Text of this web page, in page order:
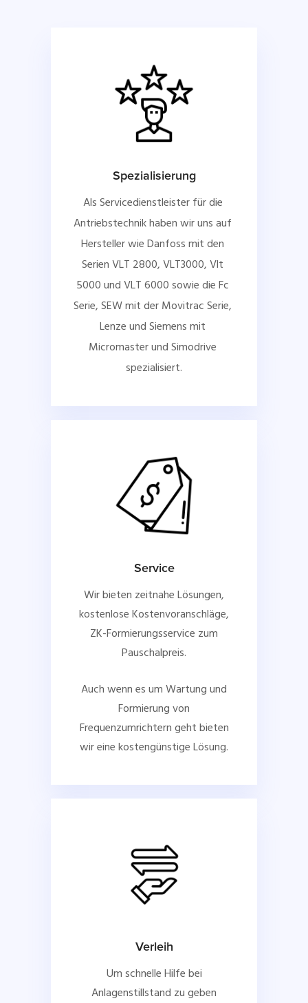
Spezialisierung
Als Servicedienstleister für die
Antriebstechnik haben wir uns auf
Hersteller wie Danfoss mit den
Serien VLT 2800, VLT3000, Vlt
5000 und VLT 6000 sowie die Fc
Serie, SEW mit der Movitrac Serie,
Lenze und Siemens mit
Micromaster und Simodrive
spezialisiert.
Service
Wir bieten zeitnahe Lösungen,
kostenlose Kostenvoranschläge,
ZK-Formierungsservice zum
Pauschalpreis.
Auch wenn es um Wartung und
Formierung von
Frequenzumrichtern geht bieten
wir eine kostengünstige Lösung.
Verleih
Um schnelle Hilfe bei
Anlagenstillstand zu geben